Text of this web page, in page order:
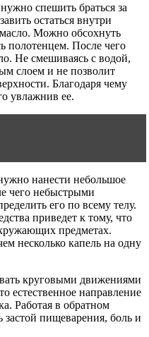
спешить браться за
остаться внутри
Можно обсохнуть
полотенцем. После чего
Не смешиваясь с водой,
слоем и не позволит
Благодаря чему
увлажнив ее.
нанести небольшое
чего небыстрыми
его по всему телу.
приведет к тому, что
предметах.
несколько капель на одну
круговыми движениями
естественное направление
Работая в обратном
пищеварения, боль и